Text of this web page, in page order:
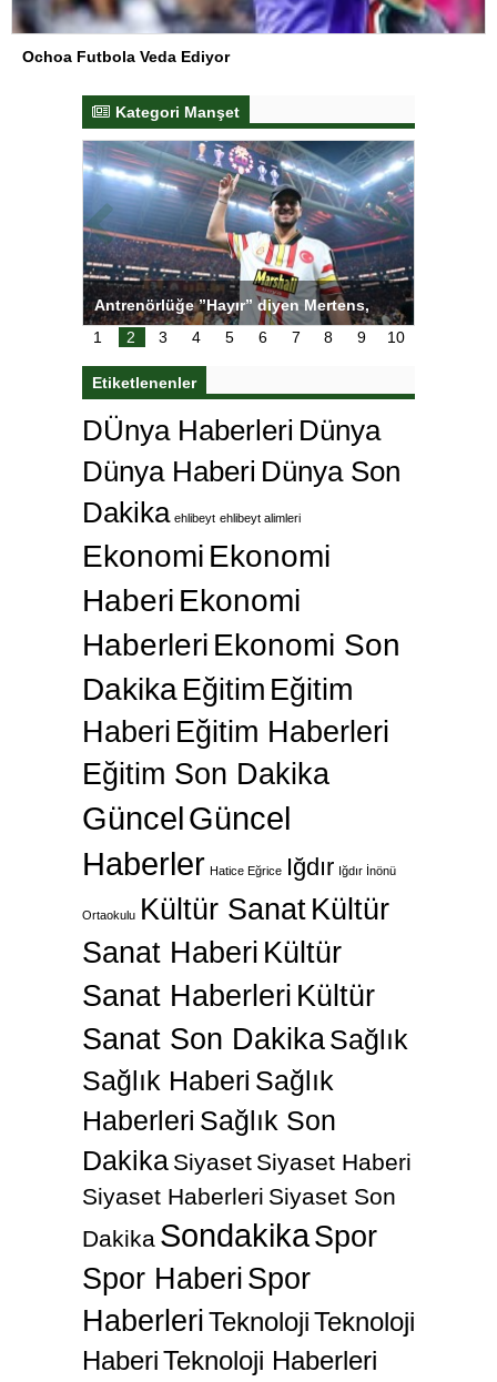
Ochoa Futbola Veda Ediyor
Kategori Manşet
Antrenörlüğe ”Hayır” diyen Mertens,
Galatasaray’dan bakın ne istedi
1
2 3 4 5 6 7 8 9 10
Etiketlenenler
DÜnya Haberleri Dünya
Dünya Haberi Dünya Son
Dakika ehlibeyt ehlibeyt alimleri
Ekonomi Ekonomi
Haberi Ekonomi
Haberleri Ekonomi Son
Dakika Eğitim Eğitim
Haberi Eğitim Haberleri
Eğitim Son Dakika
GüncelGüncel
Haberler Hatice Eğrice Iğdır Iğdır İnönü
Ortaokulu Kültür SanatKültür
Sanat Haberi Kültür
Sanat Haberleri Kültür
Sanat Son DakikaSağlık
Sağlık Haberi Sağlık
Haberleri Sağlık Son
Dakika Siyaset Siyaset Haberi
Siyaset Haberleri Siyaset Son
Dakika SondakikaSpor
Spor Haberi Spor
HaberleriTeknolojiTeknoloji
HaberiTeknoloji Haberleri